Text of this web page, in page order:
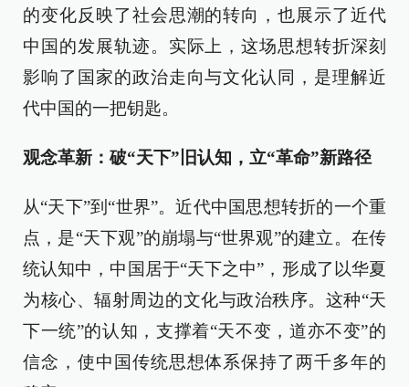
的变化反映了社会思潮的转向，也展示了近代
中国的发展轨迹。实际上，这场思想转折深刻
影响了国家的政治走向与文化认同，是理解近
代中国的一把钥匙。
观念革新：破“天下”旧认知，立“革命”新路径
从“天下”到“世界”。近代中国思想转折的一个重
点，是“天下观”的崩塌与“世界观”的建立。在传
统认知中，中国居于“天下之中”，形成了以华夏
为核心、辐射周边的文化与政治秩序。这种“天
下一统”的认知，支撑着“天不变，道亦不变”的
信念，使中国传统思想体系保持了两千多年的